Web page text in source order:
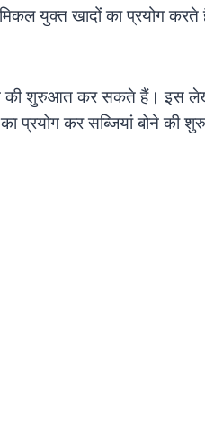
युक्त खादों का प्रयोग करते
की शुरुआत कर सकते हैं। इस
प्रयोग कर सब्जियां बोने की